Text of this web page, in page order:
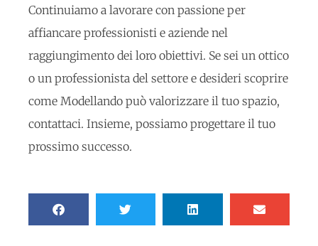
Continuiamo a lavorare con passione per
affiancare professionisti e aziende nel
raggiungimento dei loro obiettivi. Se sei un ottico
o un professionista del settore e desideri scoprire
come Modellando può valorizzare il tuo spazio,
contattaci. Insieme, possiamo progettare il tuo
prossimo successo.